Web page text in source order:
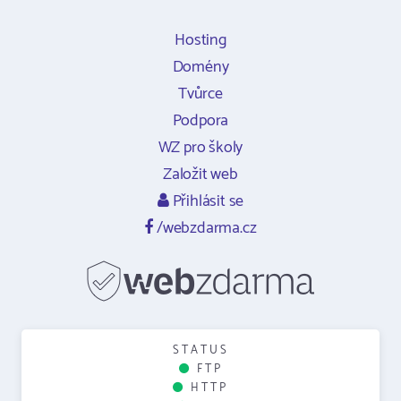
Hosting
Domény
Tvůrce
Podpora
WZ pro školy
Založit web
Přihlásit se
/webzdarma.cz
STATUS
FTP
HTTP